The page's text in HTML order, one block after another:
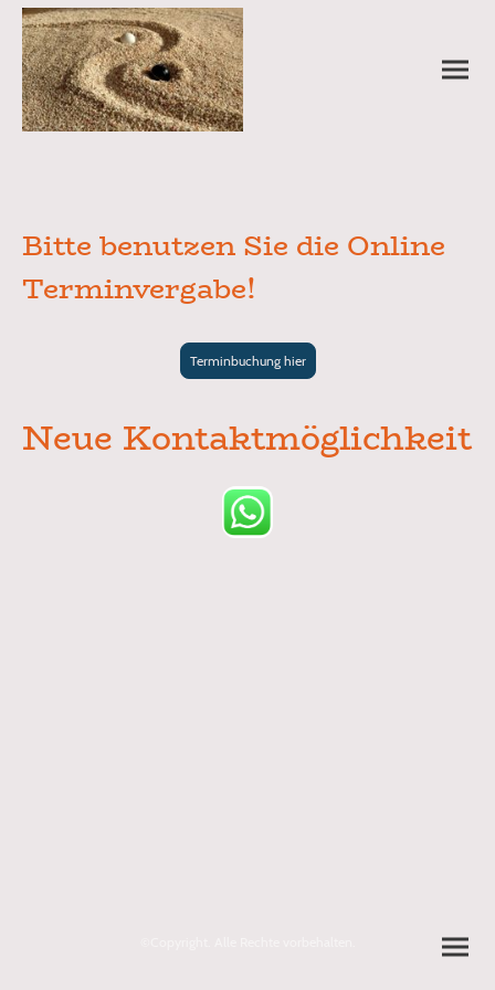
Bitte benutzen Sie die Online
Terminvergabe!
Terminbuchung hier
Neue Kontaktmöglichkeit